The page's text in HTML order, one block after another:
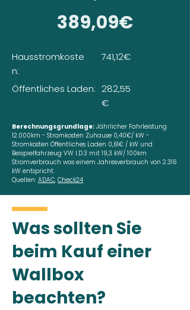
389,09€
Hausstromkoste
n:
Öffentliches Laden:
741,12€
282,55
€
Berechnungsgrundlage: Jährlicher Fahrleistung
12.000km - Stromkosten Zuhause 0,40€/ kW -
Stromkosten Öffentliches Laden 0,61€ / kW und
Beispielfahrzeug VW I.D.3 mit 19,3 kW/ 100km
Stromverbrauch was einem Jahresverbrauch von 2.316
kW entspricht.
Quellen: ADAC, Check24
Was sollten Sie
beim Kauf einer
Wallbox
beachten?